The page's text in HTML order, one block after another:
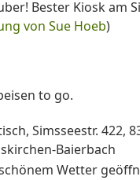
Bester Kiosk am
von Sue Hoeb)
to go.
Simsseestr. 422,
Baierbach
Wetter